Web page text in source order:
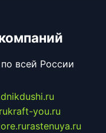
всей России
kraft-you.ru
rastenuya.ru